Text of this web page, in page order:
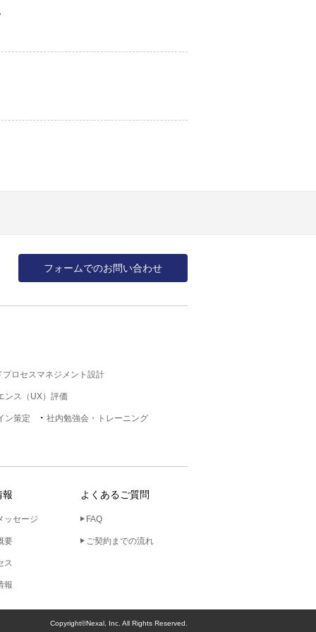
フォームでのお問い合わせ
プロセスマネジメント設計
ンス（UX）評価
ン策定 社内勉強会・トレーニング
報
ッセージ
要
ス
報
よくあるご質問
FAQ
ご契約までの流れ
Copyright©Nexal, Inc. All Rights Reserved.